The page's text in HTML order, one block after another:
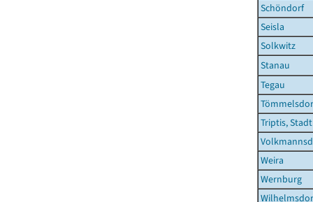
Schöndorf
Seisla
Solkwitz
Stanau
Tegau
Triptis, Stadt
Weira
Wernburg